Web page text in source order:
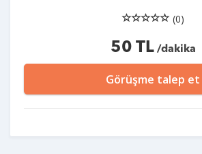
(0)
50 TL/dakika
Görüşme talep et